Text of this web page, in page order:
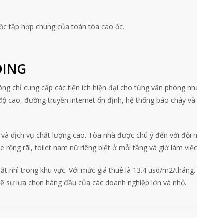
tập hợp chung của toàn tòa cao ốc.
chỉ cung cấp các tiện ích hiện đại cho từng văn phòng
cao, đường truyền internet ổn định, hệ thống báo cháy
dịch vụ chất lượng cao. Tòa nhà được chú ý đến với đội
rộng rãi, toilet nam nữ riêng biệt ở mỗi tầng và giờ làm
nhì trong khu vực. Với mức giá thuê là 13.4 usd/m2/
lựa chọn hàng đầu của các doanh nghiệp lớn và nhỏ.